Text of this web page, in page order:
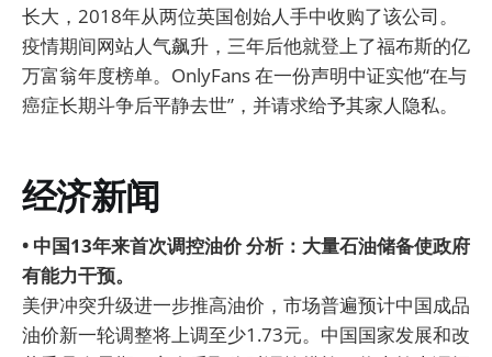
长大，2018年从两位英国创始人手中收购了该公司。
疫情期间网站人气飙升，三年后他就登上了福布斯的亿
万富翁年度榜单。OnlyFans 在一份声明中证实他“在与
癌症长期斗争后平静去世”，并请求给予其家人隐私。
经济新闻
• 中国13年来首次调控油价 分析：大量石油储备使政府
有能力干预。
美伊冲突升级进一步推高油价，市场普遍预计中国成品
油价新一轮调整将上调至少1.73元。中国国家发展和改